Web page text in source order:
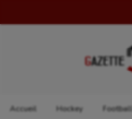
Accueil Hockey Football